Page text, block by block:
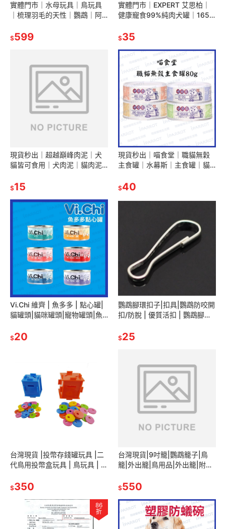
實體門市｜水母玩具｜鳥玩具
｜梳理羽毛的天性｜鸚鵡｜阿
｜翔帥寵物生活館
$599
實體門市｜EXPERT 艾思柏｜
健康寵食99%純肉犬罐｜165g
柏狗罐頭｜翔帥寵物生活館
$35
現貨秒出｜超越巔峰肉泥｜犬
貓皆可食用｜犬肉泥｜貓肉泥
食｜狗零嘴｜翔帥寵物生活館
$15
現貨秒出｜喵食堂｜職貓無穀
主食罐｜水幕斯｜主食罐｜貓
主食罐｜無穀貓罐｜翔帥寵物
$40
Vi.Chi 維齊 | 魚多多 | 點心罐|
貓罐頭|貓咪罐頭|寵物罐頭|魚
翔帥寵物生活館
$20
鸚鵡腳環扣子|扣具|鸚鵡防咬開
扣/防脫 | 優質活扣 | 鸚鵡腳鍊
帥寵物生活館
$25
台灣現貨 |投幣存錢罐玩具 |二
代鳥用投幣盒玩具 | 鳥玩具 | 鸚
館
$350
台灣現貨|9吋籠|鸚鵡籠子|鳥
籠|外出籠|鳥用品|外出籠|附兩
帥寵物生活館
$550
86
折